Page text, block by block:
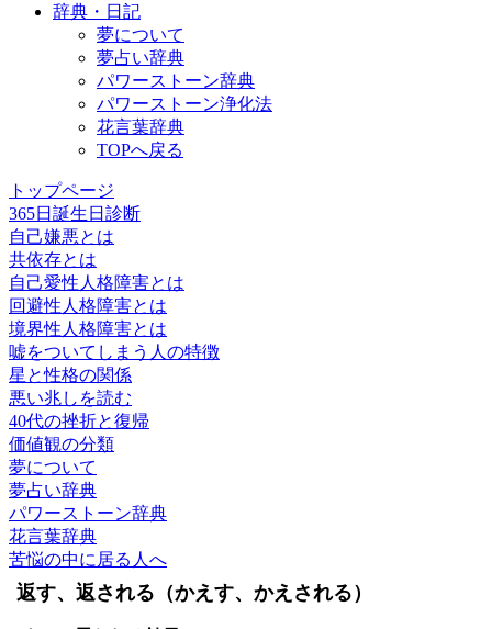
辞典・日記
夢について
夢占い辞典
パワーストーン辞典
パワーストーン浄化法
花言葉辞典
TOPへ戻る
トップページ
365日誕生日診断
自己嫌悪とは
共依存とは
自己愛性人格障害とは
回避性人格障害とは
境界性人格障害とは
嘘をついてしまう人の特徴
星と性格の関係
悪い兆しを読む
40代の挫折と復帰
価値観の分類
夢について
夢占い辞典
パワーストーン辞典
花言葉辞典
苦悩の中に居る人へ
返す、返される（かえす、かえされる）